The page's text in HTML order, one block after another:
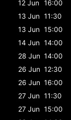
12 Jun 16:00
13 Jun 11:30
13 Jun 15:00
14 Jun 14:00
28 Jun 14:00
26 Jun 12:30
26 Jun 16:00
27 Jun 11:30
27 Jun 15:00